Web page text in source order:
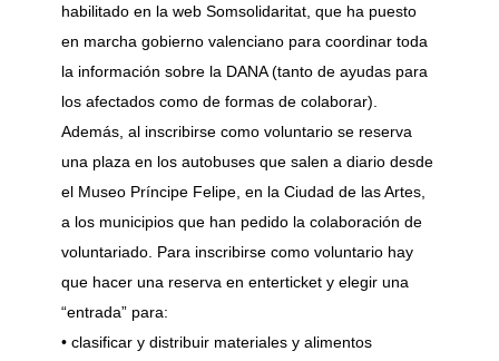
habilitado en la web Somsolidaritat, que ha puesto
en marcha gobierno valenciano para coordinar toda
la información sobre la DANA (tanto de ayudas para
los afectados como de formas de colaborar).
Además, al inscribirse como voluntario se reserva
una plaza en los autobuses que salen a diario desde
el Museo Príncipe Felipe, en la Ciudad de las Artes,
a los municipios que han pedido la colaboración de
voluntariado. Para inscribirse como voluntario hay
que hacer una reserva en enterticket y elegir una
“entrada” para:
• clasificar y distribuir materiales y alimentos